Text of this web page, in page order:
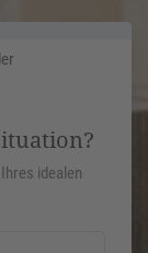
idealen